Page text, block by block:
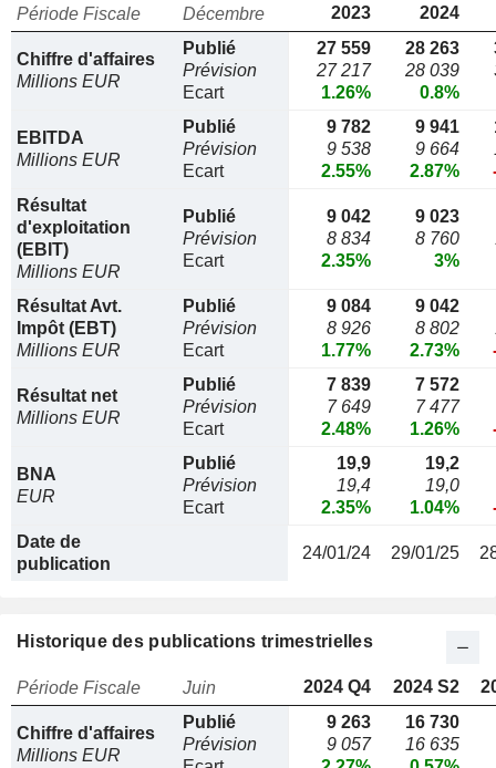
Période Fiscale Décembre 2023 2024
Chiffre d'affaires
Millions EUR
Publié
Prévision
Ecart
27 559
27 217
1.26%
28 263
28 039
0.8%
EBITDA
Millions EUR
Publié
Prévision
Ecart
9 782
9 538
2.55%
9 941
9 664
2.87%
Résultat
d'exploitation
(EBIT)
Millions EUR
Publié
Prévision
Ecart
9 042
8 834
2.35%
9 023
8 760
3%
Résultat Avt.
Impôt (EBT)
Millions EUR
Publié
Prévision
Ecart
9 084
8 926
1.77%
9 042
8 802
2.73%
Résultat net
Millions EUR
Publié
Prévision
Ecart
7 839
7 649
2.48%
7 572
7 477
1.26%
BNA
EUR
Publié
Prévision
Ecart
19,9
19,4
2.35%
19,2
19,0
1.04%
Date de
publication
24/01/24 29/01/25
Historique des publications trimestrielles
Période Fiscale Juin 2024 Q4 2024 S2
Chiffre d'affaires
Millions EUR
Publié
Prévision
9 263
9 057
16 730
16 635